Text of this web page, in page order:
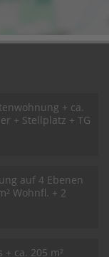
+ ca.
+ Stellplatz + TG
auf 4 Ebenen
Wohnfl. + 2
ca. 205 m²